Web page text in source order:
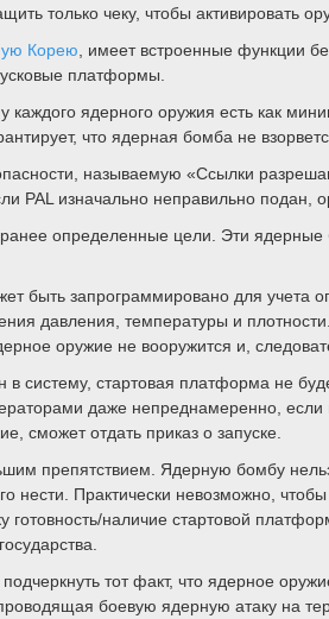
только чеку, чтобы активировать
Корею , имеет встроенные функции
платформы.
каждого ядерного оружия есть как
что ядерная бомба не
называемую «Ссылки
изначально неправильно подан,
определенные цели. Эти ядерные
быть запрограммировано для учета
давления, температуры и
оружие не вооружится и,
систему, стартовая платформа не
даже непреднамеренно,
сможет отдать приказ о запуске.
препятствием. Ядерную бомбу
нести. Практически невозможно,
наличие стартовой
тот факт, что ядерное
боевую ядерную атаку на